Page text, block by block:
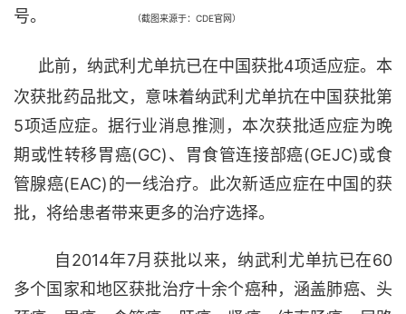
号。
（截图来源于：CDE官网）
此前，纳武利尤单抗已在中国获批4项适应症。本
次获批药品批文，意味着纳武利尤单抗在中国获批第
5项适应症。据行业消息推测，本次获批适应症为晚
期或性转移胃癌(GC)、胃食管连接部癌(GEJC)或食
管腺癌(EAC)的一线治疗。此次新适应症在中国的获
批，将给患者带来更多的治疗选择。
自2014年7月获批以来，纳武利尤单抗已在60
多个国家和地区获批治疗十余个癌种，涵盖肺癌、头